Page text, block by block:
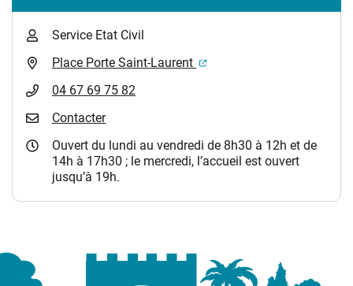
Service Etat Civil
Place Porte Saint-Laurent
(ouverture dans un
04 67 69 75 82
Contacter
Ouvert du lundi au vendredi de 8h30 à 12h et de
14h à 17h30 ; le mercredi, l’accueil est ouvert
jusqu’à 19h.